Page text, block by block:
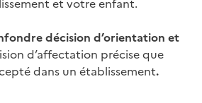
et votre enfant.
décision d’orientation et
d’affectation précise que
dans un établissement.